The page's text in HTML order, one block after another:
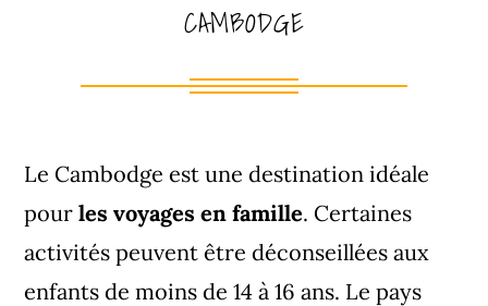
CAMBODGE
Le Cambodge est une destination idéale
pour les voyages en famille. Certaines
activités peuvent être déconseillées aux
enfants de moins de 14 à 16 ans. Le pays